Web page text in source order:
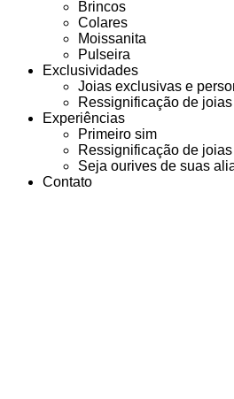
Brincos
Colares
Moissanita
Pulseira
Exclusividades
Joias exclusivas e
Ressignificação de joias
Experiências
Primeiro sim
Ressignificação de joias
Seja ourives de suas
Contato